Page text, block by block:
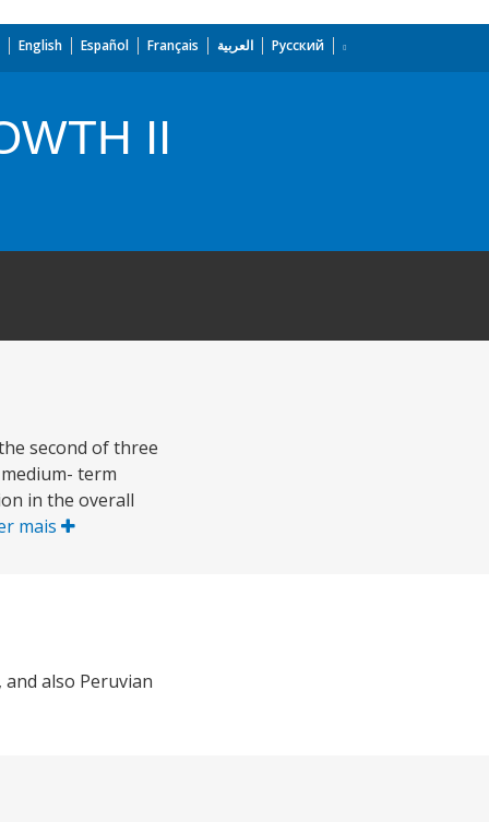
English Español Français العربية Русский
II
second of three
term
in the overall
mais
also Peruvian